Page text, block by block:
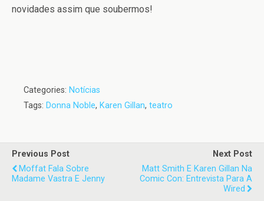
novidades assim que soubermos!
Categories: Notícias
Tags: Donna Noble, Karen Gillan, teatro
Previous Post
Moffat Fala Sobre
Madame Vastra E Jenny
Next Post
Matt Smith E Karen Gillan Na
Comic Con: Entrevista Para A
Wired